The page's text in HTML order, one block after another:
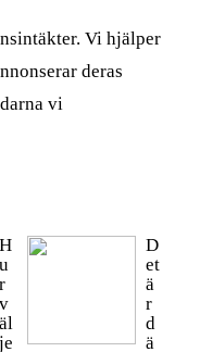
Vi hjälper
deras
vi
H
u
r
v
äl
je
D
et
ä
r
d
ä